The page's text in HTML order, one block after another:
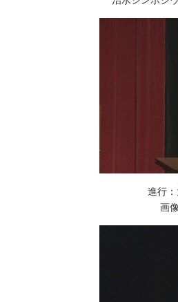
進行
画